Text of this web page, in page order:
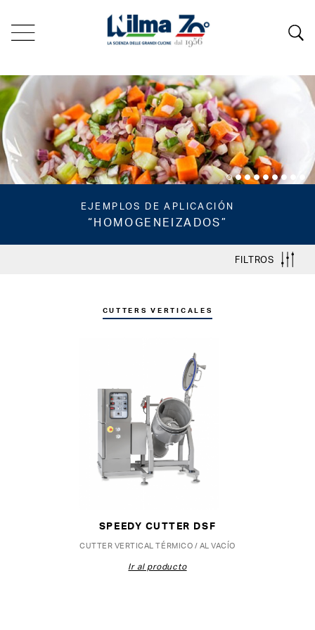
EJEMPLOS DE APLICACIÓN
“HOMOGENEIZADOS”
FILTROS
CUTTERS VERTICALES
SPEEDY CUTTER DSF
CUTTER VERTICAL TÉRMICO / AL VACÍO
Ir al producto